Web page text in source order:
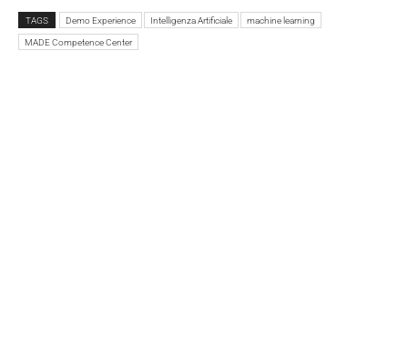
TAGS Demo Experience Intelligenza Artificiale machine learning
MADE Competence Center